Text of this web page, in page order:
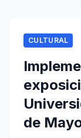
CULTURAL
de